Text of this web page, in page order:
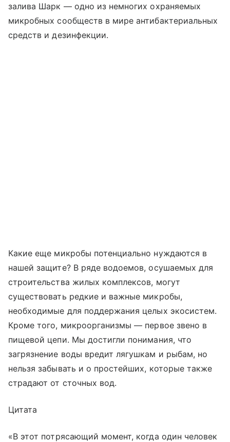
залива Шарк — одно из немногих охраняемых
микробных сообществ в мире антибактериальных
средств и дезинфекции.
Какие еще микробы потенциально нуждаются в
нашей защите? В ряде водоемов, осушаемых для
строительства жилых комплексов, могут
существовать редкие и важные микробы,
необходимые для поддержания целых экосистем.
Кроме того, микроорганизмы — первое звено в
пищевой цепи. Мы достигли понимания, что
загрязнение воды вредит лягушкам и рыбам, но
нельзя забывать и о простейших, которые также
страдают от сточных вод.
Цитата
«В этот потрясающий момент, когда один человек